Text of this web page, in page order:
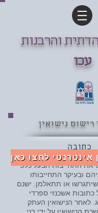
והרבנות
עכו
רישום נישואין
כתובה
הנלווה לחופה
את התחייבות הבעל כלפי
ובעיקר התחייבותו
או תתאלמן. ישנם
אשכנזי ספרדי
לאחר הנישואין העתק